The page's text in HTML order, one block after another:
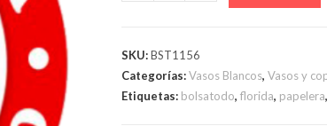
BELLA
CUP
SKU:BST1156
Categorías:Vasos Blancos, Vasos y
Etiquetas: bolsatodo, florida, papelera,